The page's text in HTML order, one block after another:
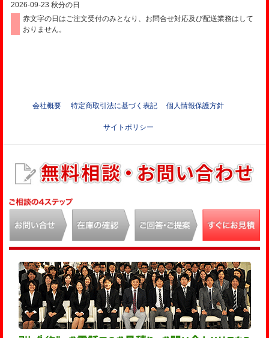
2026-09-23 秋分の日
赤文字の日はご注文受付のみとなり、お問合せ対応及び配送業務はして
おりません。
会社概要 特定商取引法に基づく表記 個人情報保護方針
サイトポリシー